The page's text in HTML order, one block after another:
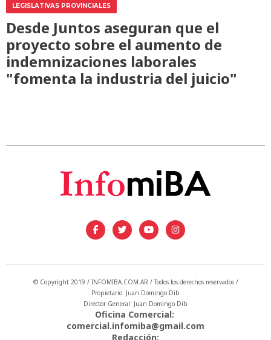
LEGISLATIVAS PROVINCIALES
Desde Juntos aseguran que el
proyecto sobre el aumento de
indemnizaciones laborales
"fomenta la industria del juicio"
© Copyright 2019 / INFOMIBA.COM.AR / Todos los derechos reservados /
Propietario: Juan Domingo Dib
Director General: Juan Domingo Dib
Oficina Comercial:
comercial.infomiba@gmail.com
Redacción: